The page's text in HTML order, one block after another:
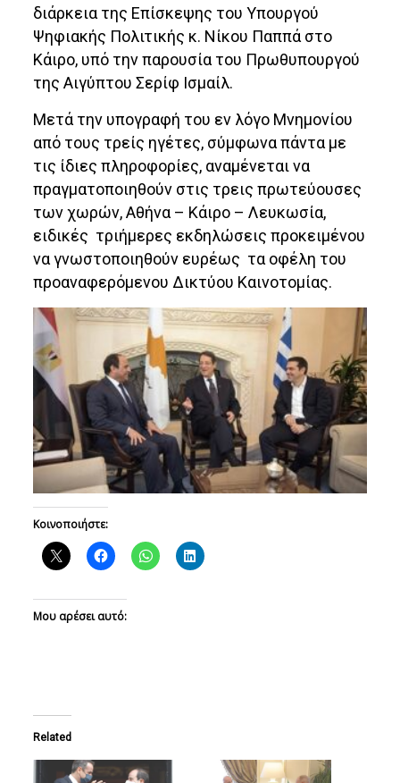
διάρκεια της Επίσκεψης του Υπουργού
Ψηφιακής Πολιτικής κ. Νίκου Παππά στο
Κάιρο, υπό την παρουσία του Πρωθυπουργού
της Αιγύπτου Σερίφ Ισμαίλ.
Μετά την υπογραφή του εν λόγο Μνημονίου
από τους τρείς ηγέτες, σύμφωνα πάντα με
τις ίδιες πληροφορίες, αναμένεται να
πραγματοποιηθούν στις τρεις πρωτεύουσες
των χωρών, Αθήνα – Κάιρο – Λευκωσία,
ειδικές τριήμερες εκδηλώσεις προκειμένου
να γνωστοποιηθούν ευρέως τα οφέλη του
προαναφερόμενου Δικτύου Καινοτομίας.
Κοινοποιήστε:
Μου αρέσει αυτό:
Related